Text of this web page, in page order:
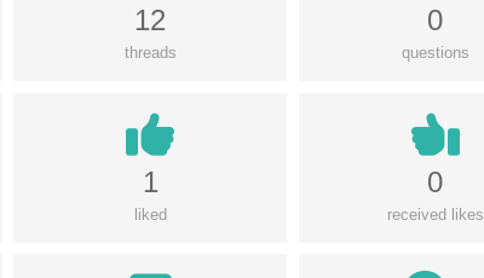
12
threads
0
questions
1
liked
0
received likes